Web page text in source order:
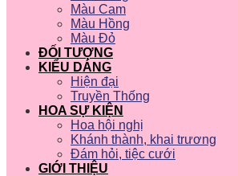
Màu Cam
Màu Hồng
Màu Đỏ
ĐỐI TƯỢNG
KIỂU DÁNG
Hiện đại
Truyền Thống
HOA SỰ KIỆN
Hoa hội nghị
Khánh thành, khai trương
Đám hỏi, tiệc cưới
GIỚI THIỆU